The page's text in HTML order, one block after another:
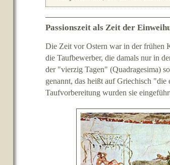
Passionszeit als Zeit der
Die Zeit vor Ostern war in der frühen
die Taufbewerber, die damals nur in
der "vierzig Tagen" (Quadragesima)
genannt, das heißt auf Griechisch
Taufvorbereitung wurden sie